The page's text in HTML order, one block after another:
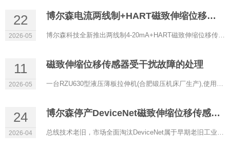
22
2026-05
博尔森电流两线制+HART磁致伸缩位移传感器正式上线
11
2026-05
磁致伸缩位移传感器受干扰故障的处理
24
2026-04
博尔森停产DeviceNet磁致伸缩位移传感器的原因